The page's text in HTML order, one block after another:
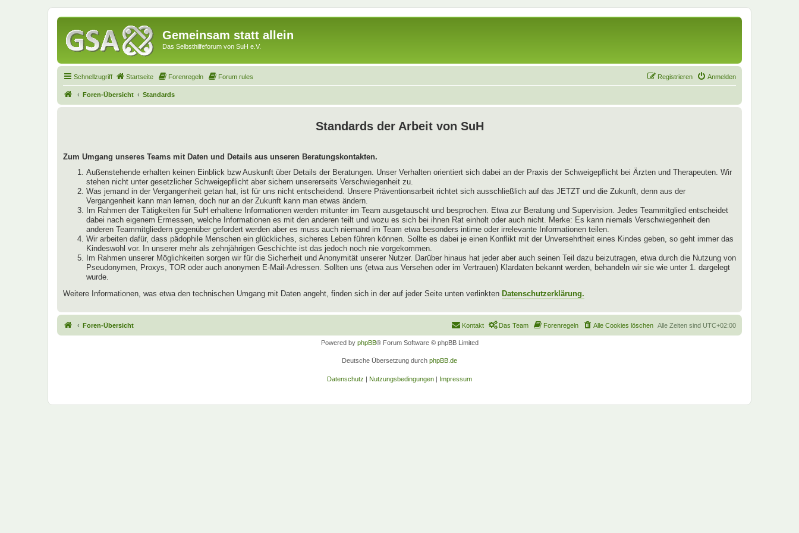
Gemeinsam statt allein
Das Selbsthilfeforum von SuH e.V.
Schnellzugriff Startseite Forenregeln Forum rules Anmelden
Registrieren
Foren-Übersicht Standards
Standards der Arbeit von SuH
Zum Umgang unseres Teams mit Daten und Details aus unseren Beratungskontakten.
Außenstehende erhalten keinen Einblick bzw Auskunft über Details der Beratungen. Unser Verhalten orientiert sich dabei an der Praxis der Schweigepflicht bei Ärzten und Therapeuten. Wir
stehen nicht unter gesetzlicher Schweigepflicht aber sichern unsererseits Verschwiegenheit zu.
Was jemand in der Vergangenheit getan hat, ist für uns nicht entscheidend. Unsere Präventionsarbeit richtet sich ausschließlich auf das JETZT und die Zukunft, denn aus der
Vergangenheit kann man lernen, doch nur an der Zukunft kann man etwas ändern.
Im Rahmen der Tätigkeiten für SuH erhaltene Informationen werden mitunter im Team ausgetauscht und besprochen. Etwa zur Beratung und Supervision. Jedes Teammitglied entscheidet
dabei nach eigenem Ermessen, welche Informationen es mit den anderen teilt und wozu es sich bei ihnen Rat einholt oder auch nicht. Merke: Es kann niemals Verschwiegenheit den
anderen Teammitgliedern gegenüber gefordert werden aber es muss auch niemand im Team etwa besonders intime oder irrelevante Informationen teilen.
Wir arbeiten dafür, dass pädophile Menschen ein glückliches, sicheres Leben führen können. Sollte es dabei je einen Konflikt mit der Unversehrtheit eines Kindes geben, so geht immer das
Kindeswohl vor. In unserer mehr als zehnjährigen Geschichte ist das jedoch noch nie vorgekommen.
Im Rahmen unserer Möglichkeiten sorgen wir für die Sicherheit und Anonymität unserer Nutzer. Darüber hinaus hat jeder aber auch seinen Teil dazu beizutragen, etwa durch die Nutzung von
Pseudonymen, Proxys, TOR oder auch anonymen E-Mail-Adressen. Sollten uns (etwa aus Versehen oder im Vertrauen) Klardaten bekannt werden, behandeln wir sie wie unter 1. dargelegt
wurde.
Weitere Informationen, was etwa den technischen Umgang mit Daten angeht, finden sich in der auf jeder Seite unten verlinkten Datenschutzerklärung.
Foren-Übersicht Alle Zeiten sind UTC+02:00
Alle Cookies löschen
Forenregeln
Das Team
Kontakt
Powered by phpBB® Forum Software © phpBB Limited
Deutsche Übersetzung durch phpBB.de
Datenschutz | Nutzungsbedingungen | Impressum